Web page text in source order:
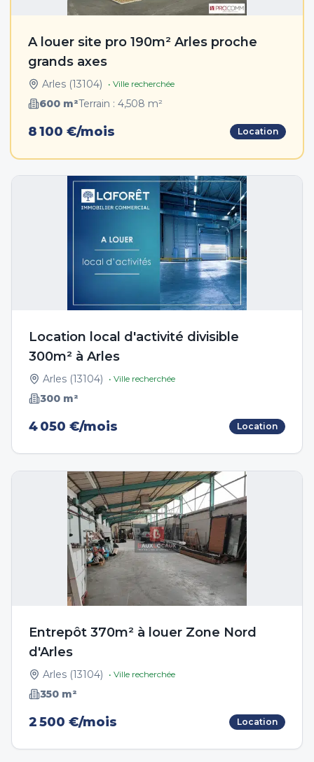
A louer site pro 190m² Arles proche
grands axes
Arles (13104) • Ville recherchée
600 m²Terrain : 4,508 m²
8 100 €/mois Location
Location local d'activité divisible
300m² à Arles
Arles (13104) • Ville recherchée
300 m²
4 050 €/mois Location
Entrepôt 370m² à louer Zone Nord
d'Arles
Arles (13104) • Ville recherchée
350 m²
2 500 €/mois Location